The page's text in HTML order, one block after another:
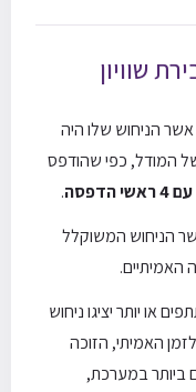
שוויון
הניחוש שלו היה
המודל, כפי שהודפס
.
הניחוש המשוקלל
האמיתיים.
או יותר יציגו ניחוש
האמיתי, הזוכה
ביותר במערכת,